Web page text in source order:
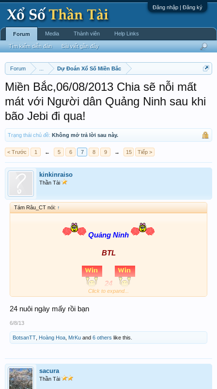
Đăng nhập | Đăng ký
Forum Dự Đoán Xổ Số Miền Bắc
Miền Bắc,06/08/2013 Chia sẽ nỗi mất
mát với Người dân Quảng Ninh sau khi
bão Jebi đi qua!
Trạng thái chủ đề: Không mở trả lời sau này.
< Trước 1 ← 5 6 7 8 9 → 15 Tiếp >
kinkinraiso
Thần Tài
Tám Râu_CT nói: ↑
Quảng Ninh
BTL
24
Chúc ACE nhiều may mắn!
Click to expand...
24 nuôi ngày mấy rồi bạn
6/8/13
BotsanTT Hoàng Hoa MrKu and 6 others like this.
sacura
Thần Tài
Forum
Tìm kiếm diễn đàn Bài viết gần đây
Media Thành viên Help Links